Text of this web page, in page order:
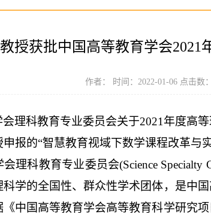
授获批中国高等教育学会2021
作者： 时间：2022-01-06 点击数：
理科教育专业委员会关于2021年度高
报的“智慧教育视域下数学课程改革与
会理科教育专业委员会(Science Specialty
学的全国性、群众性学术团体，是中
中国高等教育学会高等教育科学研究